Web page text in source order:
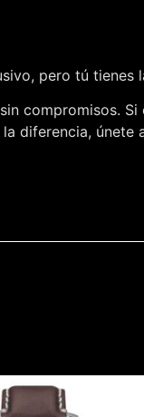
pero tú tienes
compromisos.
diferencia,